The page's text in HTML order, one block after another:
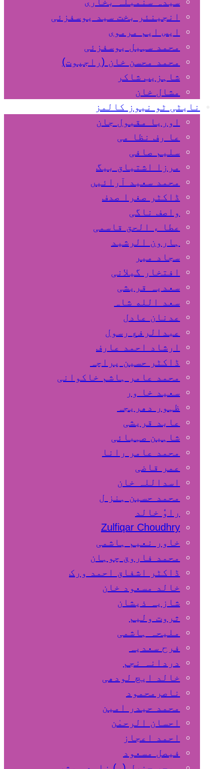
انجینئر بخت سید یوسفزئی
ایس ایم مرموی
محمد سہیل یوسفزئی
محمد محسن خان (راجپوت)
شاہزیب شاکر
مشال خان
نایٹی ٹو نیوز کالمز
اوریا مقبول جان
عا رف نظا می
سلیم صافی
مرزا اشتیاق بیگ
محمد سعید آرائیں
ڈاکٹر صغرا صدف
واصف ناگی
عطا ء الحق قاسمی
ہارون الرشید
سجاد میر
افتخار گیلانی
سعدیہ قریشی
سعد الله شاہ
عدنان عادل
عبدالرفع رسول
ارشاد احمد عارف
ڈاکٹر حسین پراچہ
محمد عامر ہاشم خاکوانی
سعید خا ور
ظہور دھریجہ
عابد قریشی
شاہین صہبائی
محمد عامر رانا
عمر قاضی
اسداللہ خان
محمد حسین ہنز ل
راوٗ خالد
Zulfiqar Choudhry
خاور نعیم ہاشمی
محمد فاروق چوہان
ڈاکٹر اشفاق احمد ورک
خالد مسعود خان
شازیہ ذیشان
ثروت ولیم
ملیحہ ہاشمی
فرح سعدیہ
دردانہ نجم
خالد ایچ لودھی
ناصرمحمود
محمد حیدر امین
احسان الرحمٰن
احمد اعجاز
فیصل مسعود